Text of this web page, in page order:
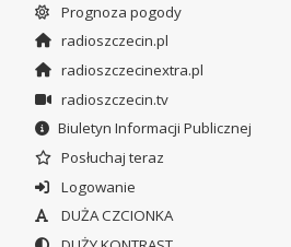
Prognoza pogody
radioszczecin.pl
radioszczecinextra.pl
radioszczecin.tv
Biuletyn Informacji Publicznej
Posłuchaj teraz
Logowanie
DUŻA CZCIONKA